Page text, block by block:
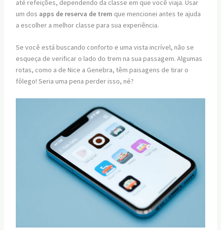
até refeições, dependendo da classe em que você viaja. Usar
um dos apps de reserva de trem que mencionei antes te ajuda
a escolher a melhor classe para sua experiência.
Se você está buscando conforto e uma vista incrível, não se
esqueça de verificar o lado do trem na sua passagem. Algumas
rotas, como a de Nice a Genebra, têm paisagens de tirar o
fôlego! Seria uma pena perder isso, né?